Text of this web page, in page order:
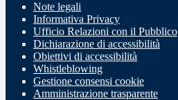
Note legali
Informativa Privacy
Ufficio Relazioni con il Pubblico
Dichiarazione di accessibilità
Obiettivi di accessibilità
Whistleblowing
Gestione consensi cookie
Amministrazione trasparente